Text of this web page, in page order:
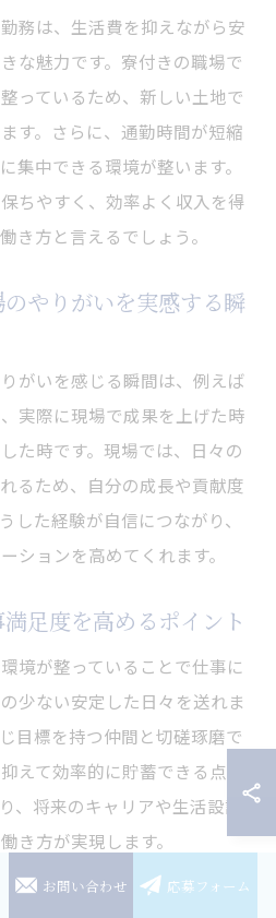
務は、生活費を抑えながら安
な魅力です。寮付きの職場で
っているため、新しい土地で
す。さらに、通勤時間が短縮
集中できる環境が整います。
ちやすく、効率よく収入を得
き方と言えるでしょう。
やりがいを実感する瞬
がいを感じる瞬間は、例えば
実際に現場で成果を上げた時
た時です。現場では、日々の
るため、自分の成長や貢献度
した経験が自信につながり、
ションを高めてくれます。
足度を高めるポイント
境が整っていることで仕事に
少ない安定した日々を送れま
目標を持つ仲間と切磋琢磨で
えて効率的に貯蓄できる点が
、将来のキャリアや生活設計
き方が実現します。
お問い合わせ 応募フォーム